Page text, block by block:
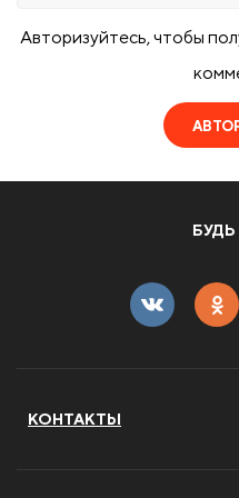
Авторизуйтесь, чтобы
КОНТАКТЫ